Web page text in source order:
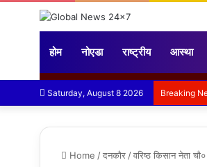
होम नोएडा राष्ट्रीय आस्था
Saturday, August 8 2026 Breaking
Home /दनकौर /वरिष्ठ किसान नेता